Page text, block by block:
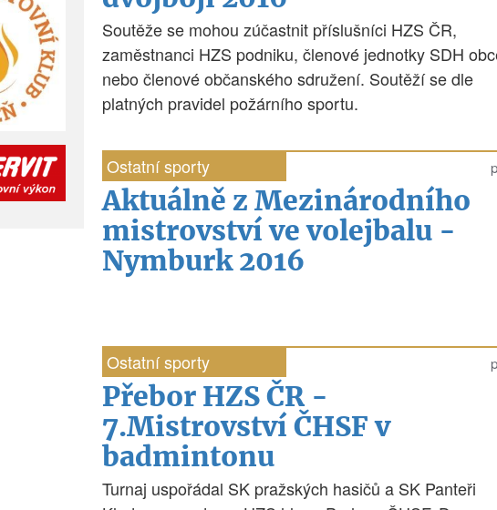
Soutěže se mohou zúčastnit příslušníci HZS ČR,
zaměstnanci HZS podniku, členové jednotky SDH
nebo členové občanského sdružení. Soutěží se dle
platných pravidel požárního sportu.
Ostatní sporty
Aktuálně z Mezinárodního
mistrovství ve volejbalu -
Nymburk 2016
Ostatní sporty
Přebor HZS ČR -
7.Mistrovství ČHSF v
badmintonu
Turnaj uspořádal SK pražských hasičů a SK Panteři